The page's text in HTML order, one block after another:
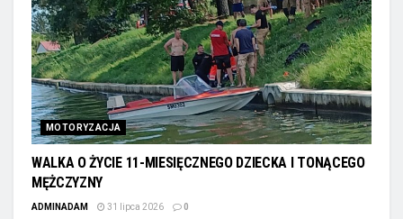
MOTORYZACJA
WALKA O ŻYCIE 11-MIESIĘCZNEGO DZIECKA I TONĄCEGO
MĘŻCZYZNY
ADMINADAM 31 lipca 2026 0